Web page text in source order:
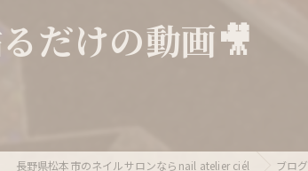
だけの動画🎥
長野県松本市のネイルサロンならnail atelier ciél ブログ